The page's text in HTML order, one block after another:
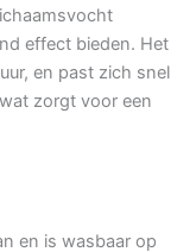
effect bieden. Het
en past zich snel
zorgt voor een
en is wasbaar op